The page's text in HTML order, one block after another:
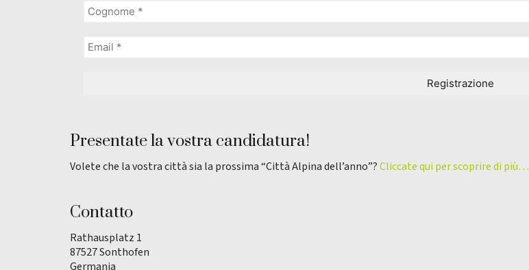
Presentate la vostra candidatura!
Volete che la vostra città sia la prossima “Città Alpina dell’anno”?Cliccate qui per scoprire di più…
Contatto
Rathausplatz 1
87527 Sonthofen
Germania